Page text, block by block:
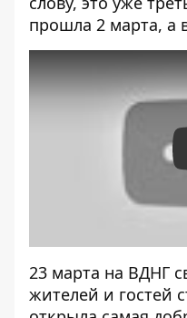
прошла 2 марта, а
23 марта на ВДНГ
жителей и гостей